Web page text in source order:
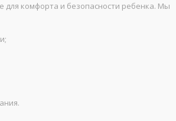
комфорта и безопасности ребенка. Мы